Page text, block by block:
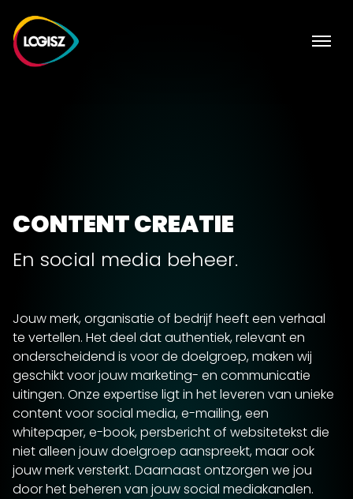
CONTENT CREATIE
En social media beheer.
Jouw merk, organisatie of bedrijf heeft een verhaal
te vertellen. Het deel dat authentiek, relevant en
onderscheidend is voor de doelgroep, maken wij
geschikt voor jouw marketing- en communicatie
uitingen. Onze expertise ligt in het leveren van unieke
content voor social media, e-mailing, een
whitepaper, e-book, persbericht of websitetekst die
niet alleen jouw doelgroep aanspreekt, maar ook
jouw merkversterkt. Daarnaast ontzorgen we jou
door het beheren van jouw social mediakanalen.